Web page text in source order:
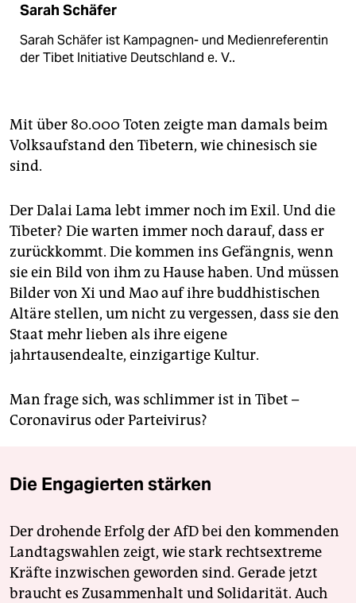
Sarah Schäfer
Sarah Schäfer ist Kampagnen- und Medienreferentin
der Tibet Initiative Deutschland e. V..
Mit über 80.000 Toten zeigte man damals beim
Volksaufstand den Tibetern, wie chinesisch sie
sind.
Der Dalai Lama lebt immer noch im Exil. Und die
Tibeter? Die warten immer noch darauf, dass er
zurückkommt. Die kommen ins Gefängnis, wenn
sie ein Bild von ihm zu Hause haben. Und müssen
Bilder von Xi und Mao auf ihre buddhistischen
Altäre stellen, um nicht zu vergessen, dass sie den
Staat mehr lieben als ihre eigene
jahrtausendealte, einzigartige Kultur.
Man frage sich, was schlimmer ist in Tibet –
Coronavirus oder Parteivirus?
Die Engagierten stärken
Der drohende Erfolg der AfD bei den kommenden
Landtagswahlen zeigt, wie stark rechtsextreme
Kräfte inzwischen geworden sind. Gerade jetzt
braucht es Zusammenhalt und Solidarität. Auch